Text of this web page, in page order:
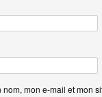
nom, mon e-mail et mon